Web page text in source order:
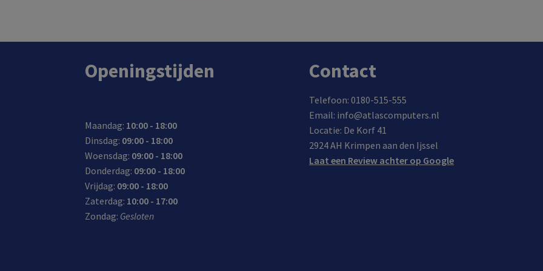
Openingstijden
Maandag: 10:00 - 18:00
Dinsdag: 09:00 - 18:00
Woensdag: 09:00 - 18:00
Donderdag: 09:00 - 18:00
Vrijdag: 09:00 - 18:00
Zaterdag: 10:00 - 17:00
Zondag: Gesloten
Contact
Telefoon: 0180-515-555
Email: info@atlascomputers.nl
Locatie: De Korf 41
2924 AH Krimpen aan den Ijssel
Laat een Review achter op Google